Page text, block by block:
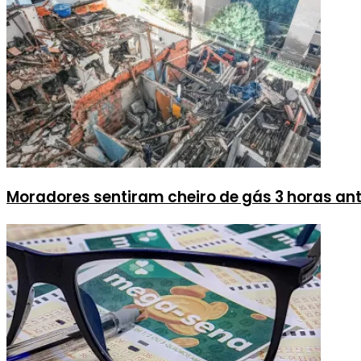
Moradores sentiram cheiro de gás 3 horas